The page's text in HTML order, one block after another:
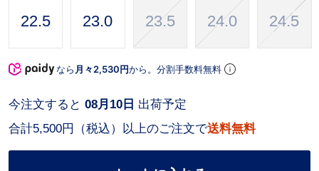
22.5 23.0 23.5 24.0 24.5
なら 月々2,530円から。分割手数料無料
合計5,500円（税込）以上のご注文で送料無料
今注文すると 08月10日 出荷予定